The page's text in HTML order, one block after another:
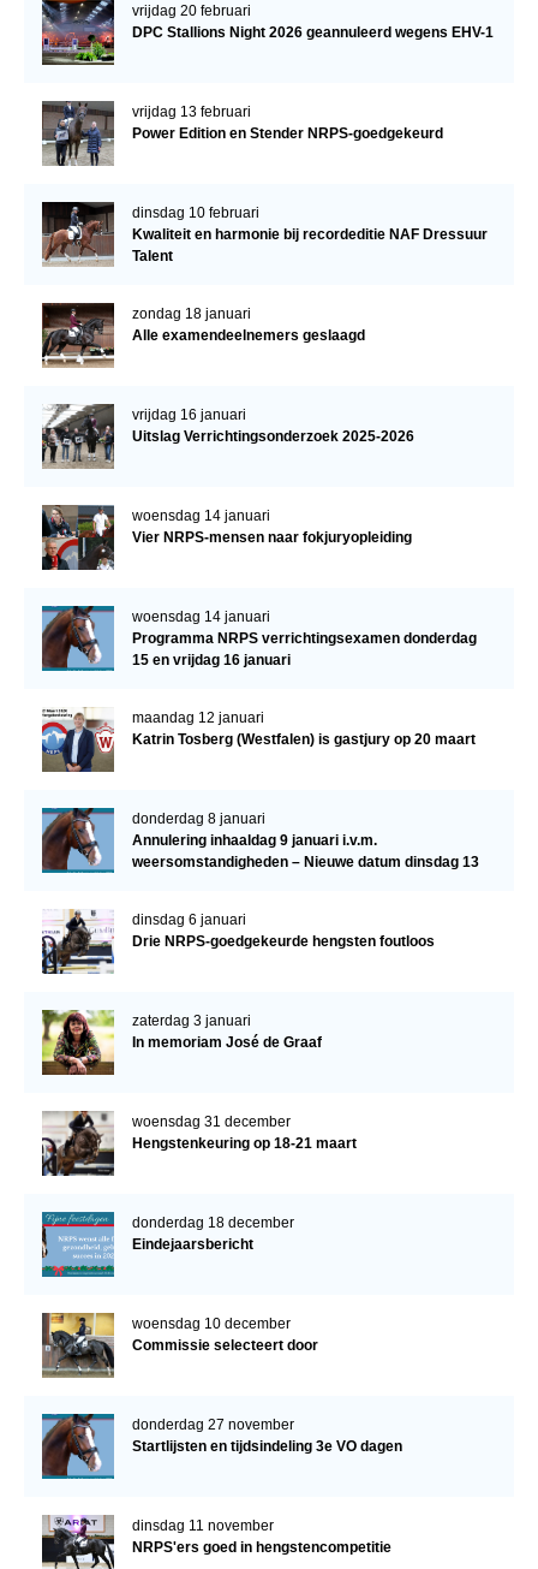
vrijdag 20 februari
DPC Stallions Night 2026 geannuleerd wegens EHV-1
vrijdag 13 februari
Power Edition en Stender NRPS-goedgekeurd
dinsdag 10 februari
Kwaliteit en harmonie bij recordeditie NAF Dressuur
Talent
zondag 18 januari
Alle examendeelnemers geslaagd
vrijdag 16 januari
Uitslag Verrichtingsonderzoek 2025-2026
woensdag 14 januari
Vier NRPS-mensen naar fokjuryopleiding
woensdag 14 januari
Programma NRPS verrichtingsexamen donderdag
15 en vrijdag 16 januari
maandag 12 januari
Katrin Tosberg (Westfalen) is gastjury op 20 maart
donderdag 8 januari
Annulering inhaaldag 9 januari i.v.m.
weersomstandigheden – Nieuwe datum dinsdag 13
dinsdag 6 januari
Drie NRPS-goedgekeurde hengsten foutloos
zaterdag 3 januari
In memoriam José de Graaf
woensdag 31 december
Hengstenkeuring op 18-21 maart
donderdag 18 december
Eindejaarsbericht
woensdag 10 december
Commissie selecteert door
donderdag 27 november
Startlijsten en tijdsindeling 3e VO dagen
dinsdag 11 november
NRPS'ers goed in hengstencompetitie